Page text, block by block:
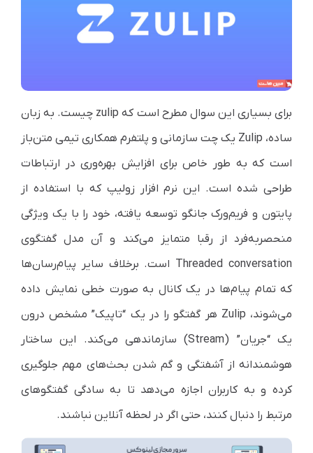
برای بسیاری این سوال مطرح است که zulip چیست. به زبان
ساده، Zulip یک چت سازمانی و پلتفرم همکاری تیمی متن‌باز
است که به طور خاص برای افزایش بهره‌وری در ارتباطات
طراحی شده است. این نرم افزار زولیپ که با استفاده از
پایتون و فریم‌ورک جانگو توسعه یافته، خود را با یک ویژگی
منحصربه‌فرد از رقبا متمایز می‌کند و آن مدل گفتگوی
Threaded conversation است. برخلاف سایر پیام‌رسان‌ها
که تمام پیام‌ها در یک کانال به صورت خطی نمایش داده
می‌شوند، Zulip هر گفتگو را در یک “تاپیک” مشخص درون
یک “جریان” (Stream) سازماندهی می‌کند. این ساختار
هوشمندانه از آشفتگی و گم شدن بحث‌های مهم جلوگیری
کرده و به کاربران اجازه می‌دهد تا به سادگی گفتگوهای
مرتبط را دنبال کنند، حتی اگر در لحظه آنلاین نباشند.